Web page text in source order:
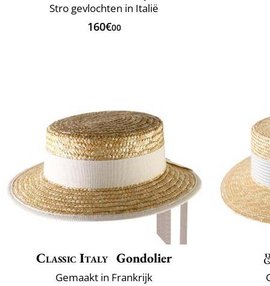
Stro gevlochten in Italië
160€00
Classic Italy Gondolier
Gemaakt in Frankrijk